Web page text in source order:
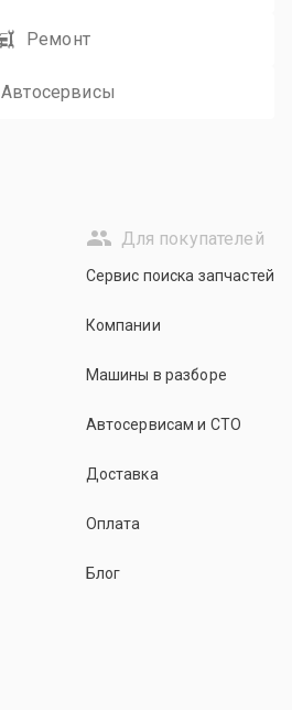
Ремонт
Автосервисы
Для покупателей
Сервис поиска запчастей
Компании
Машины в разборе
Автосервисам и СТО
Доставка
Оплата
Блог